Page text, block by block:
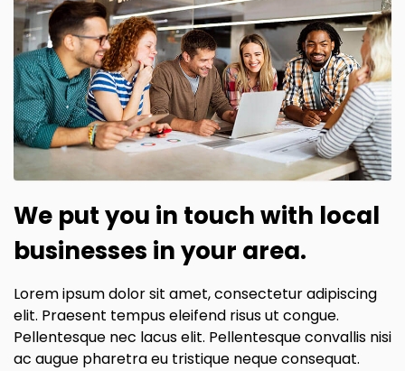
We put you in touch with local
businesses in your area.
Lorem ipsum dolor sit amet, consectetur adipiscing
elit. Praesent tempus eleifend risus ut congue.
Pellentesque nec lacus elit. Pellentesque convallis nisi
ac augue pharetra eu tristique neque consequat.